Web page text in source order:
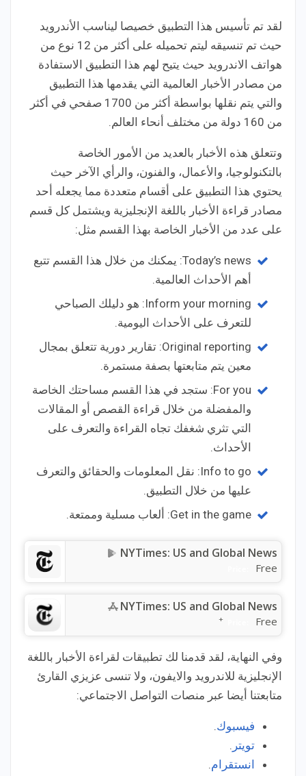
لقد تم تأسيس هذا التطبيق خصيصا ليناسب الأندرويد
حيث تم تنسيقه ليتم تحميله على أكثر من 12 نوع من
هواتف الاندرويد حيث يتيح لهم هذا التطبيق الاستفادة
من مصادر الأخبار العالمية التي يقدمها هذا التطبيق
والتي يتم نقلها بواسطة أكثر من 1700 صفحي في أكثر
من 160 دولة من مختلف أنحاء العالم.
وتتعلق هذه الأخبار بالعديد من الأمور الخاصة
بالتكنولوجيا، والأعمال، والفنون، والرأي الآخر حيث
يحتوي هذا التطبيق على أقسام متعددة مما يجعله أحد
مصادر قراءة الأخبار باللغة الإنجليزية ويشتمل كل قسم
على عدد من الأخبار الخاصة بهذا القسم مثل:
Today’s news: يمكنك من خلال هذا القسم تتبع
أهم الأحداث العالمية.
Inform your morning: هو دليلك الصباحي
للتعرف على الأحداث اليومية.
Original reporting: تقارير دورية تتعلق بمجال
معين يتم متابعتها بصفة مستمرة.
For you: ستجد في هذا القسم مساحتك الخاصة
والمفضلة من خلال قراءة القصص أو المقالات
التي تثري شغفك تجاه القراءة والتعرف على
الأحداث.
Info to go: نقل المعلومات والحقائق والتعرف
عليها من خلال التطبيق.
Get in the game: ألعاب مسلية وممتعة.
NYTimes: US and Global News
Free
NYTimes: US and Global News
Free
+
وفي النهاية، لقد قدمنا لك تطبيقات لقراءة الأخبار باللغة
الإنجليزية للاندرويد والايفون، ولا تنسى عزيزي القارئ
متابعتنا أيضا عبر منصات التواصل الاجتماعي:
فيسبوك.
تويتر .
انستقرام.